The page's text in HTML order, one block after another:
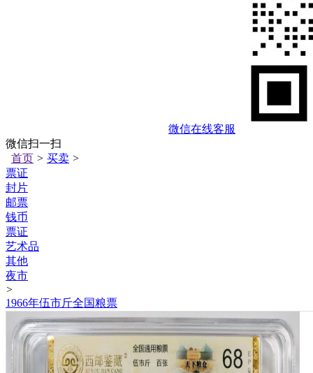
微信在线客服
微信扫一扫
首页 > 买卖 >
票证
封片
邮票
钱币
票证
艺术品
其他
夜市
>
1966年伍市斤全国粮票